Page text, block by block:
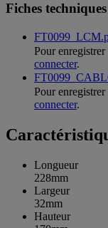
Fiches
Pour
connecter.
Pour
connecter.
Longueur
228mm
Largeur
32mm
Hauteur